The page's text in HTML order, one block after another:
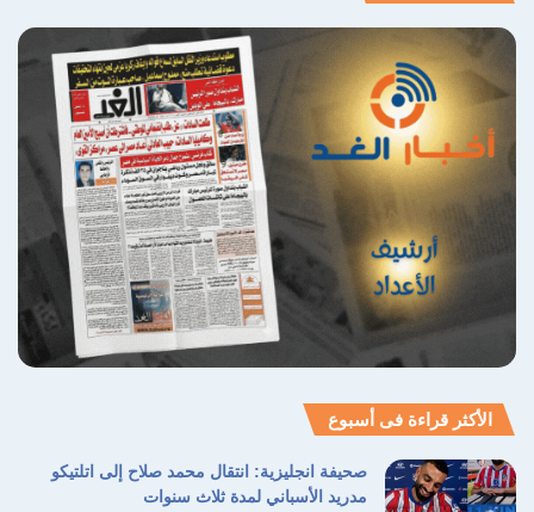
الأكثر قراءة فى أسبوع
صحيفة انجليزية: انتقال محمد صلاح إلى اتلتيكو
مدريد الأسباني لمدة ثلاث سنوات